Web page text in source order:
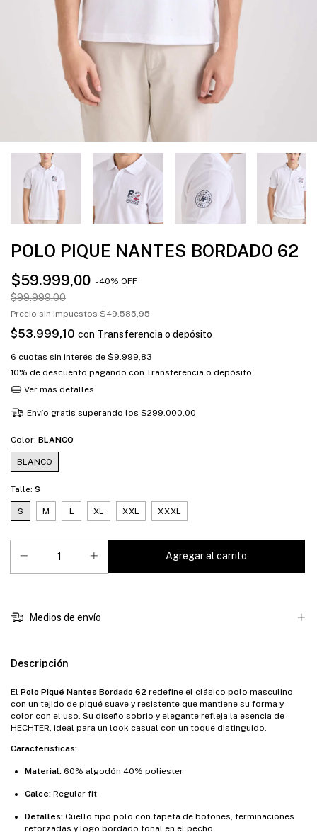
POLO PIQUE NANTES BORDADO 62
$59.999,00 -40% OFF
$99.999,00
Precio sin impuestos $49.585,95
$53.999,10 con Transferencia o depósito
6 cuotas sin interés de $9.999,83
10% de descuento pagando con Transferencia o depósito
Ver más detalles
Envío gratis superando los $299.000,00
Color: BLANCO
BLANCO
Talle: S
S M L XL XXL XXXL
Medios de envío
Descripción
El Polo Piqué Nantes Bordado 62 redefine el clásico polo masculino
con un tejido de piqué suave y resistente que mantiene su forma y
color con el uso. Su diseño sobrio y elegante refleja la esencia de
HECHTER, ideal para un look casual con un toque distinguido.
Características:
Material: 60% algodón 40% poliester
Calce: Regular fit
Detalles: Cuello tipo polo con tapeta de botones, terminaciones
reforzadas y logo bordado tonal en el pecho